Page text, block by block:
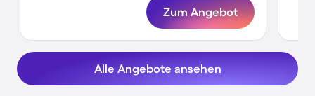
Zum Angebot
Alle Angebote ansehen